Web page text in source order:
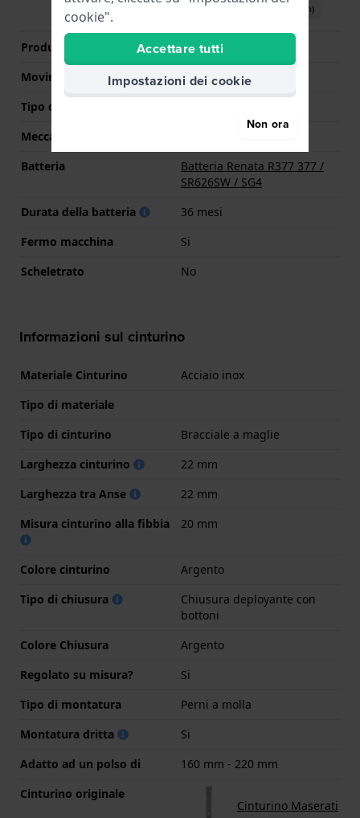
Scarica il manuale (English)
Produttore Movimento
Miyota
Movimento svizzero
No
Tipo di display
Meccanismo
Batteria
Batteria Renata R377 377 /
SR626SW / SG4
Durata della batteria
36 mesi
Fermo macchina
Si
Scheletrato
No
Informazioni sul cinturino
Materiale Cinturino
Acciaio inox
Tipo di materiale
Tipo di cinturino
Bracciale a maglie
Larghezza cinturino
22 mm
Larghezza tra Anse
22 mm
Misura cinturino alla fibbia
20 mm
Colore cinturino
Argento
Tipo di chiusura
Chiusura deployante con
bottoni
Colore Chiusura
Argento
Regolato su misura?
Si
Tipo di montatura
Perni a molla
Montatura dritta
Si
Adatto ad un polso di
160 mm - 220 mm
Cinturino originale
Cinturino Maserati
cookie".
Accettare tutti
Impostazioni dei cookie
Non ora